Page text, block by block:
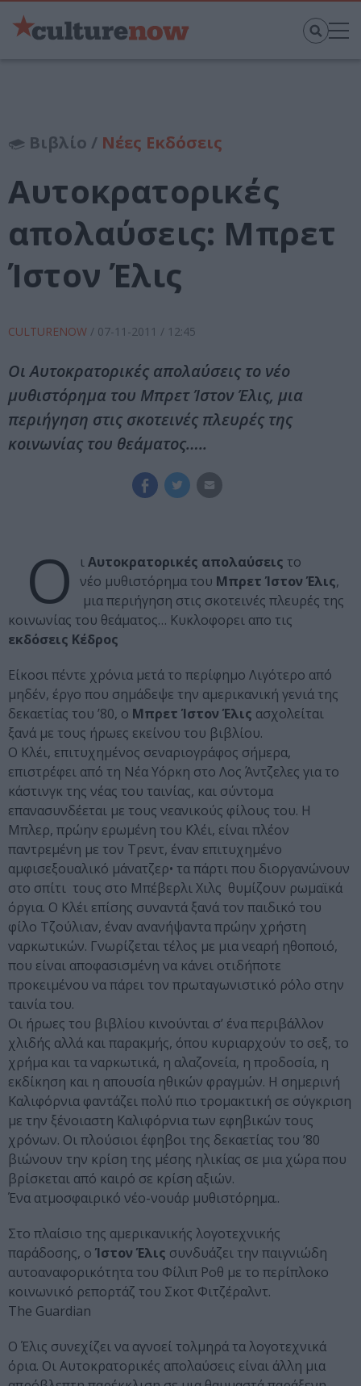
Βιβλίο / Νέες Εκδόσεις
Αυτοκρατορικές
απολαύσεις: Μπρετ
Ίστον Έλις
CULTURENOW / 07-11-2011 / 12:45
Οι Αυτοκρατορικές απολαύσεις το νέο
μυθιστόρημα του Μπρετ Ίστον Έλις, μια
περιήγηση στις σκοτεινές πλευρές της
κοινωνίας του θεάματος…..
Ο ιΑυτοκρατορικές απολαύσεις το
νέο μυθιστόρημα του Μπρετ Ίστον Έλις,
μια περιήγηση στις σκοτεινές πλευρές της
κοινωνίας του θεάματος… Κυκλοφορει απο τις
εκδόσεις Κέδρος
Είκοσι πέντε χρόνια μετά το περίφημο Λιγότερο από
μηδέν, έργο που σημάδεψε την αμερικανική γενιά της
δεκαετίας του ’80, ο Μπρετ Ίστον Έλις ασχολείται
ξανά με τους ήρωες εκείνου του βιβλίου.
Ο Κλέι, επιτυχημένος σεναριογράφος σήμερα,
επιστρέφει από τη Νέα Υόρκη στο Λος Άντζελες για το
κάστινγκ της νέας του ταινίας, και σύντομα
επανασυνδέεται με τους νεανικούς φίλους του. Η
Μπλερ, πρώην ερωμένη του Κλέι, είναι πλέον
παντρεμένη με τον Τρεντ, έναν επιτυχημένο
αμφισεξουαλικό μάνατζερ• τα πάρτι που διοργανώνουν
στο σπίτι τους στο Μπέβερλι Χιλς θυμίζουν ρωμαϊκά
όργια. Ο Κλέι επίσης συναντά ξανά τον παιδικό του
φίλο Τζούλιαν, έναν ανανήψαντα πρώην χρήστη
ναρκωτικών. Γνωρίζεται τέλος με μια νεαρή ηθοποιό,
που είναι αποφασισμένη να κάνει οτιδήποτε
προκειμένου να πάρει τον πρωταγωνιστικό ρόλο στην
ταινία του.
Οι ήρωες του βιβλίου κινούνται σ’ ένα περιβάλλον
χλιδής αλλά και παρακμής, όπου κυριαρχούν το σεξ, το
χρήμα και τα ναρκωτικά, η αλαζονεία, η προδοσία, η
εκδίκηση και η απουσία ηθικών φραγμών. Η σημερινή
Καλιφόρνια φαντάζει πολύ πιο τρομακτική σε σύγκριση
με την ξένοιαστη Καλιφόρνια των εφηβικών τους
χρόνων. Οι πλούσιοι έφηβοι της δεκαετίας του ’80
βιώνουν την κρίση της μέσης ηλικίας σε μια χώρα που
βρίσκεται από καιρό σε κρίση αξιών.
Ένα ατμοσφαιρικό νέο-νουάρ μυθιστόρημα..
Στο πλαίσιο της αμερικανικής λογοτεχνικής
παράδοσης, ο Ίστον Έλις συνδυάζει την παιγνιώδη
αυτοαναφορικότητα του Φίλιπ Ροθ με το περίπλοκο
κοινωνικό ρεπορτάζ του Σκοτ Φιτζέραλντ.
The Guardian
Ο Έλις συνεχίζει να αγνοεί τολμηρά τα λογοτεχνικά
όρια. Οι Αυτοκρατορικές απολαύσεις είναι άλλη μια